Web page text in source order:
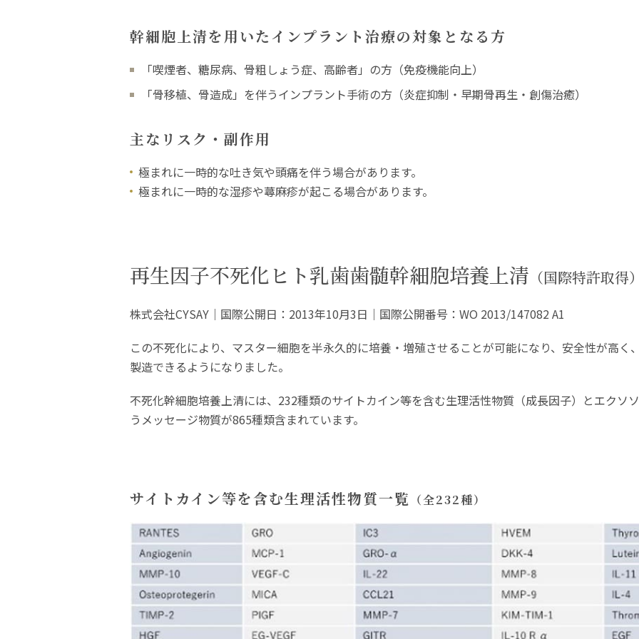
幹細胞上清を用いたインプラント治療の対象となる方
「喫煙者、糖尿病、骨粗しょう症、高齢者」の方（免疫機能向上）
「骨移植、骨造成」を伴うインプラント手術の方（炎症抑制・早期骨再生・創傷治癒）
主なリスク・副作用
極まれに一時的な吐き気や頭痛を伴う場合があります。
極まれに一時的な湿疹や蕁麻疹が起こる場合があります。
再生因子不死化ヒト乳歯歯髄幹細胞培養上清 （国際特許取得
株式会社CYSAY｜国際公開日：2013年10月3日｜国際公開番号：WO 2013/147082 A1
この不死化により、マスター細胞を半永久的に培養・増殖させることが可能になり、安全性が高く
製造できるようになりました。
不死化幹細胞培養上清には、232種類のサイトカイン等を含む生理活性物質（成長因子）とエクソ
うメッセージ物質が865種類含まれています。
サイトカイン等を含む生理活性物質一覧 （全232種）